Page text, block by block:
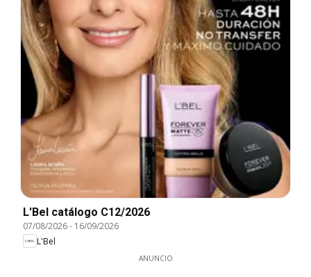
L'Bel catálogo C12/2026
07/08/2026- 16/09/2026
L'Bel
ANUNCIO